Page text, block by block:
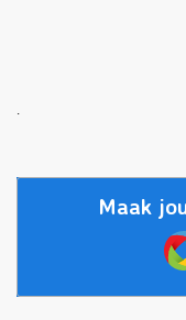
.
Maak